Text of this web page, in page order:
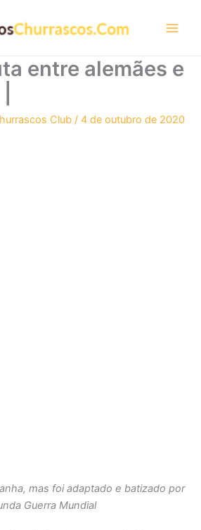
entre alemães e
Club / 4 de outubro de 2020
mas foi adaptado e batizado por
Guerra Mundial